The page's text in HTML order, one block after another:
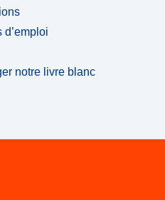
d’emploi
notre livre blanc